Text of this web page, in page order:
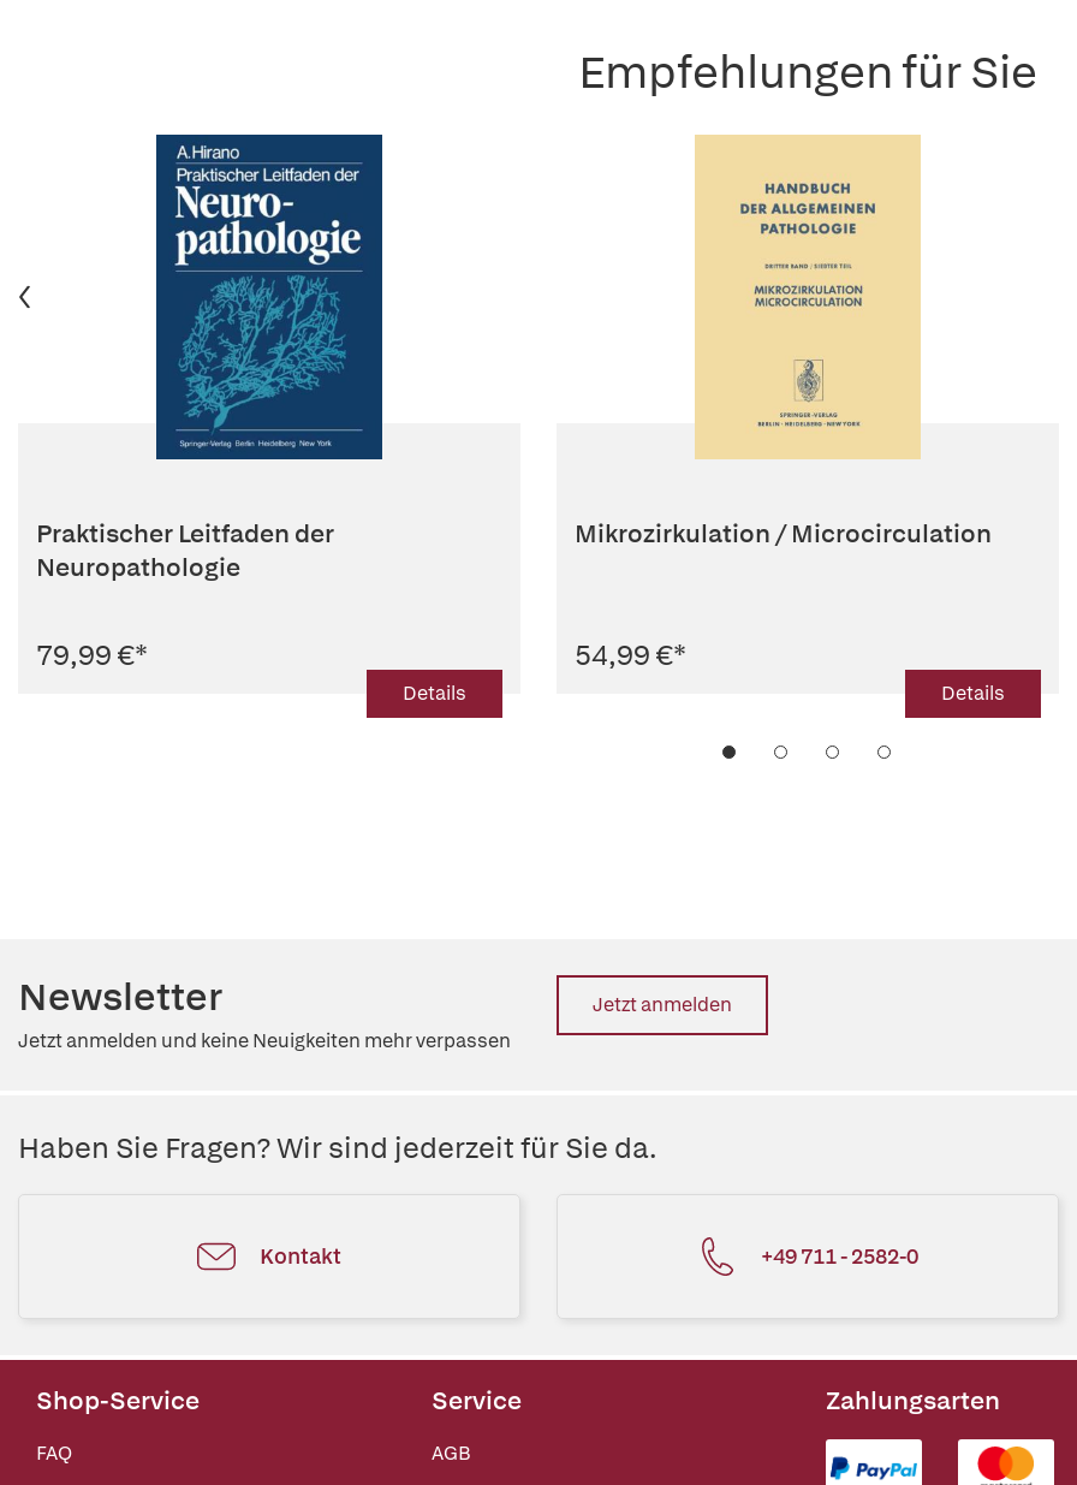
Empfehlungen für Sie
Praktischer Leitfaden der
Neuropathologie
79,99 €*
Details
Mikrozirkulation / Microcirculation
54,99 €*
Details
Newsletter
Jetzt anmelden und keine Neuigkeiten mehr verpassen
Jetzt anmelden
Haben Sie Fragen? Wir sind jederzeit für Sie da.
Kontakt +49 711 - 2582-0
Shop-Service
FAQ
Service
AGB
Zahlungsarten